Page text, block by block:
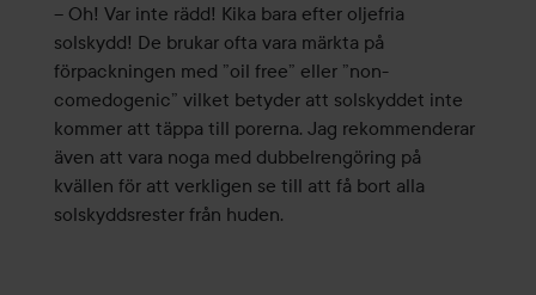
– Oh! Var inte rädd! Kika bara efter oljefria
solskydd! De brukar ofta vara märkta på
förpackningen med ”oil free” eller ”non-
comedogenic” vilket betyder att solskyddet inte
kommer att täppa till porerna. Jag rekommenderar
även att vara noga med dubbelrengöring på
kvällen för att verkligen se till att få bort alla
solskyddsrester från huden.